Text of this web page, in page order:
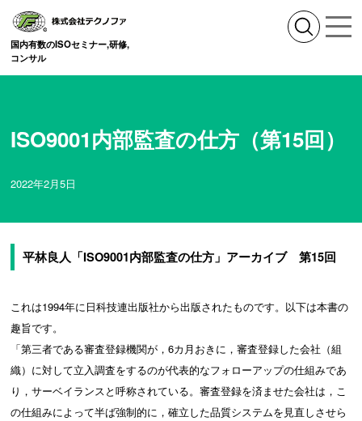
国内有数のISOセミナー,研修,
コンサル
ISO9001内部監査の仕方（第15回）
2022年2月5日
平林良人「ISO9001内部監査の仕方」アーカイブ 第15回
これは1994年に日科技連出版社から出版されたものです。以下は本書の
趣旨です。
「第三者である審査登録機関が，6カ月おきに，審査登録した会社（組
織）に対して立入調査をするのが代表的なフォローアップの仕組みであ
り，サーベイランスと呼称されている。審査登録を済ませた会社は，こ
の仕組みによって半ば強制的に，確立した品質システムを見直しさせら